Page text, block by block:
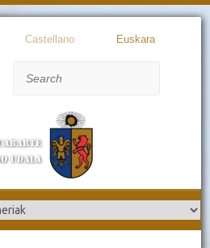
Castellano Euskara